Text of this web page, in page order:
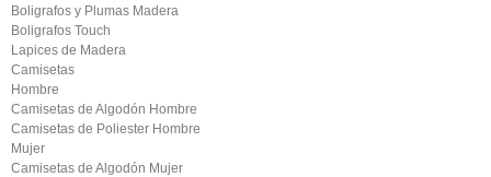
Boligrafos y Plumas Madera
Boligrafos Touch
Lapices de Madera
Camisetas
Hombre
Camisetas de Algodón Hombre
Camisetas de Poliester Hombre
Mujer
Camisetas de Algodón Mujer